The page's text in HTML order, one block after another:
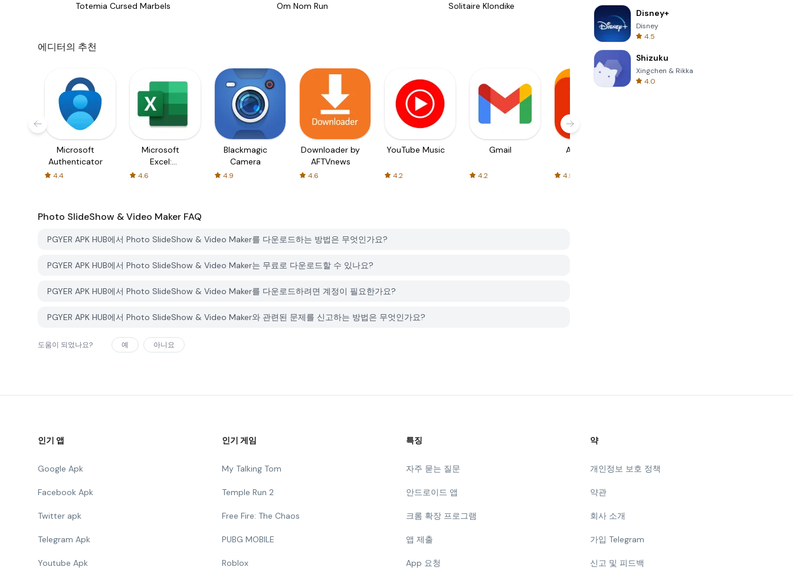
Totemia Cursed Marbels Om Nom Run Solitaire Klondike
에디터의 추천
Microsoft
Authenticator
4.4
Microsoft
Excel:
Spreadsheets
4.6
Blackmagic
Camera
4.9
Downloader by
AFTVnews
4.6
YouTube Music
4.2
Gmail
4.2
AliExpress
4.5
Photo SlideShow & Video Maker FAQ
PGYER APK HUB에서 Photo SlideShow & Video Maker를 다운로드하는 방법은 무엇인가요?
PGYER APK HUB에서 Photo SlideShow & Video Maker는 무료로 다운로드할 수 있나요?
PGYER APK HUB에서 Photo SlideShow & Video Maker를 다운로드하려면 계정이 필요한가요?
PGYER APK HUB에서 Photo SlideShow & Video Maker와 관련된 문제를 신고하는 방법은 무엇인가요?
도움이 되었나요? 예 아니요
Disney+
Disney
4.5
Shizuku
Xingchen & Rikka
4.0
인기 앱
Google Apk
Facebook Apk
Twitter apk
Telegram Apk
Youtube Apk
인기 게임
My Talking Tom
Temple Run 2
Free Fire: The Chaos
PUBG MOBILE
Roblox
특징
자주 묻는 질문
안드로이드 앱
크롬 확장 프로그램
앱 제출
App 요청
약
개인정보 보호 정책
약관
회사 소개
가입 Telegram
신고 및 피드백